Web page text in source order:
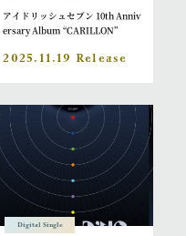
アイドリッシュセブン 10th Anniv
ersary Album “CARILLON”
2025.11.19 Release
Digital Single